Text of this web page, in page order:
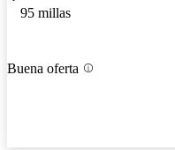
95 millas
Buena oferta